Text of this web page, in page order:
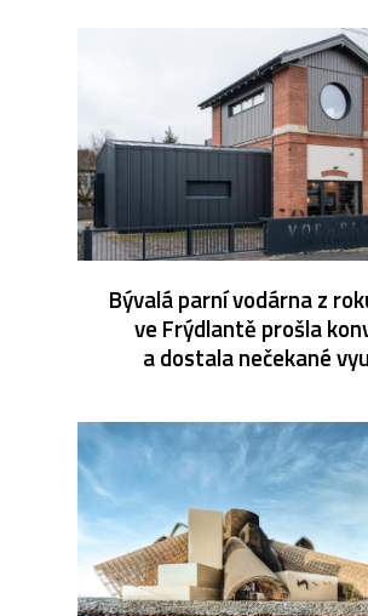
Bývalá parní vodárna z
ve Frýdlantě prošla
a dostala nečekané